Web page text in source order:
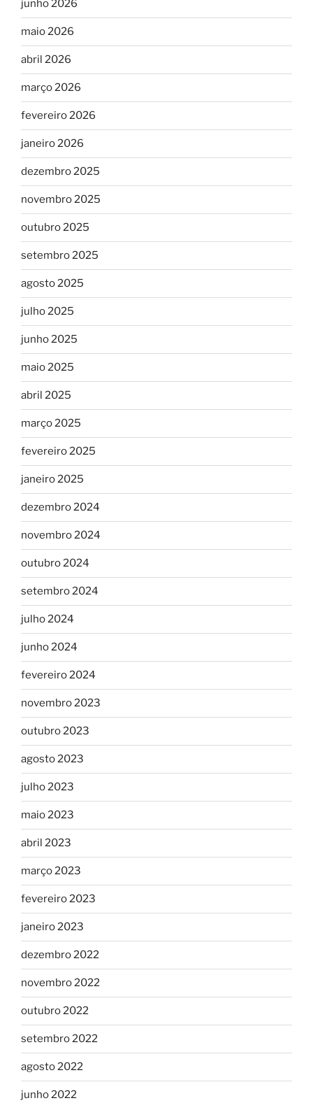
junho 2026
maio 2026
abril 2026
março 2026
fevereiro 2026
janeiro 2026
dezembro 2025
novembro 2025
outubro 2025
setembro 2025
agosto 2025
julho 2025
junho 2025
maio 2025
abril 2025
março 2025
fevereiro 2025
janeiro 2025
dezembro 2024
novembro 2024
outubro 2024
setembro 2024
julho 2024
junho 2024
fevereiro 2024
novembro 2023
outubro 2023
agosto 2023
julho 2023
maio 2023
abril 2023
março 2023
fevereiro 2023
janeiro 2023
dezembro 2022
novembro 2022
outubro 2022
setembro 2022
agosto 2022
junho 2022